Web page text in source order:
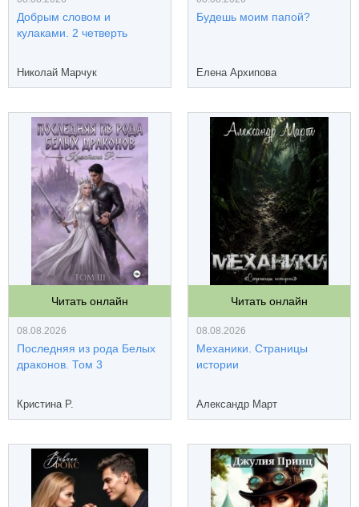
Добрым словом и
кулаками. 2 четверть
Николай Марчук
Будешь моим папой?
Елена Архипова
Читать онлайн
08.08.2026
Последняя из рода Белых
драконов. Том 3
Кристина Р.
Читать онлайн
08.08.2026
Механики. Страницы
истории
Александр Март